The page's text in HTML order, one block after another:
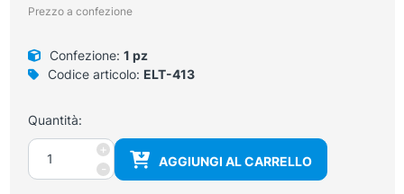
Prezzo a confezione
Confezione: 1 pz
Codice articolo: ELT-413
Quantità:
-
Cavo
piastre
+
AGGIUNGI AL CARRELLO